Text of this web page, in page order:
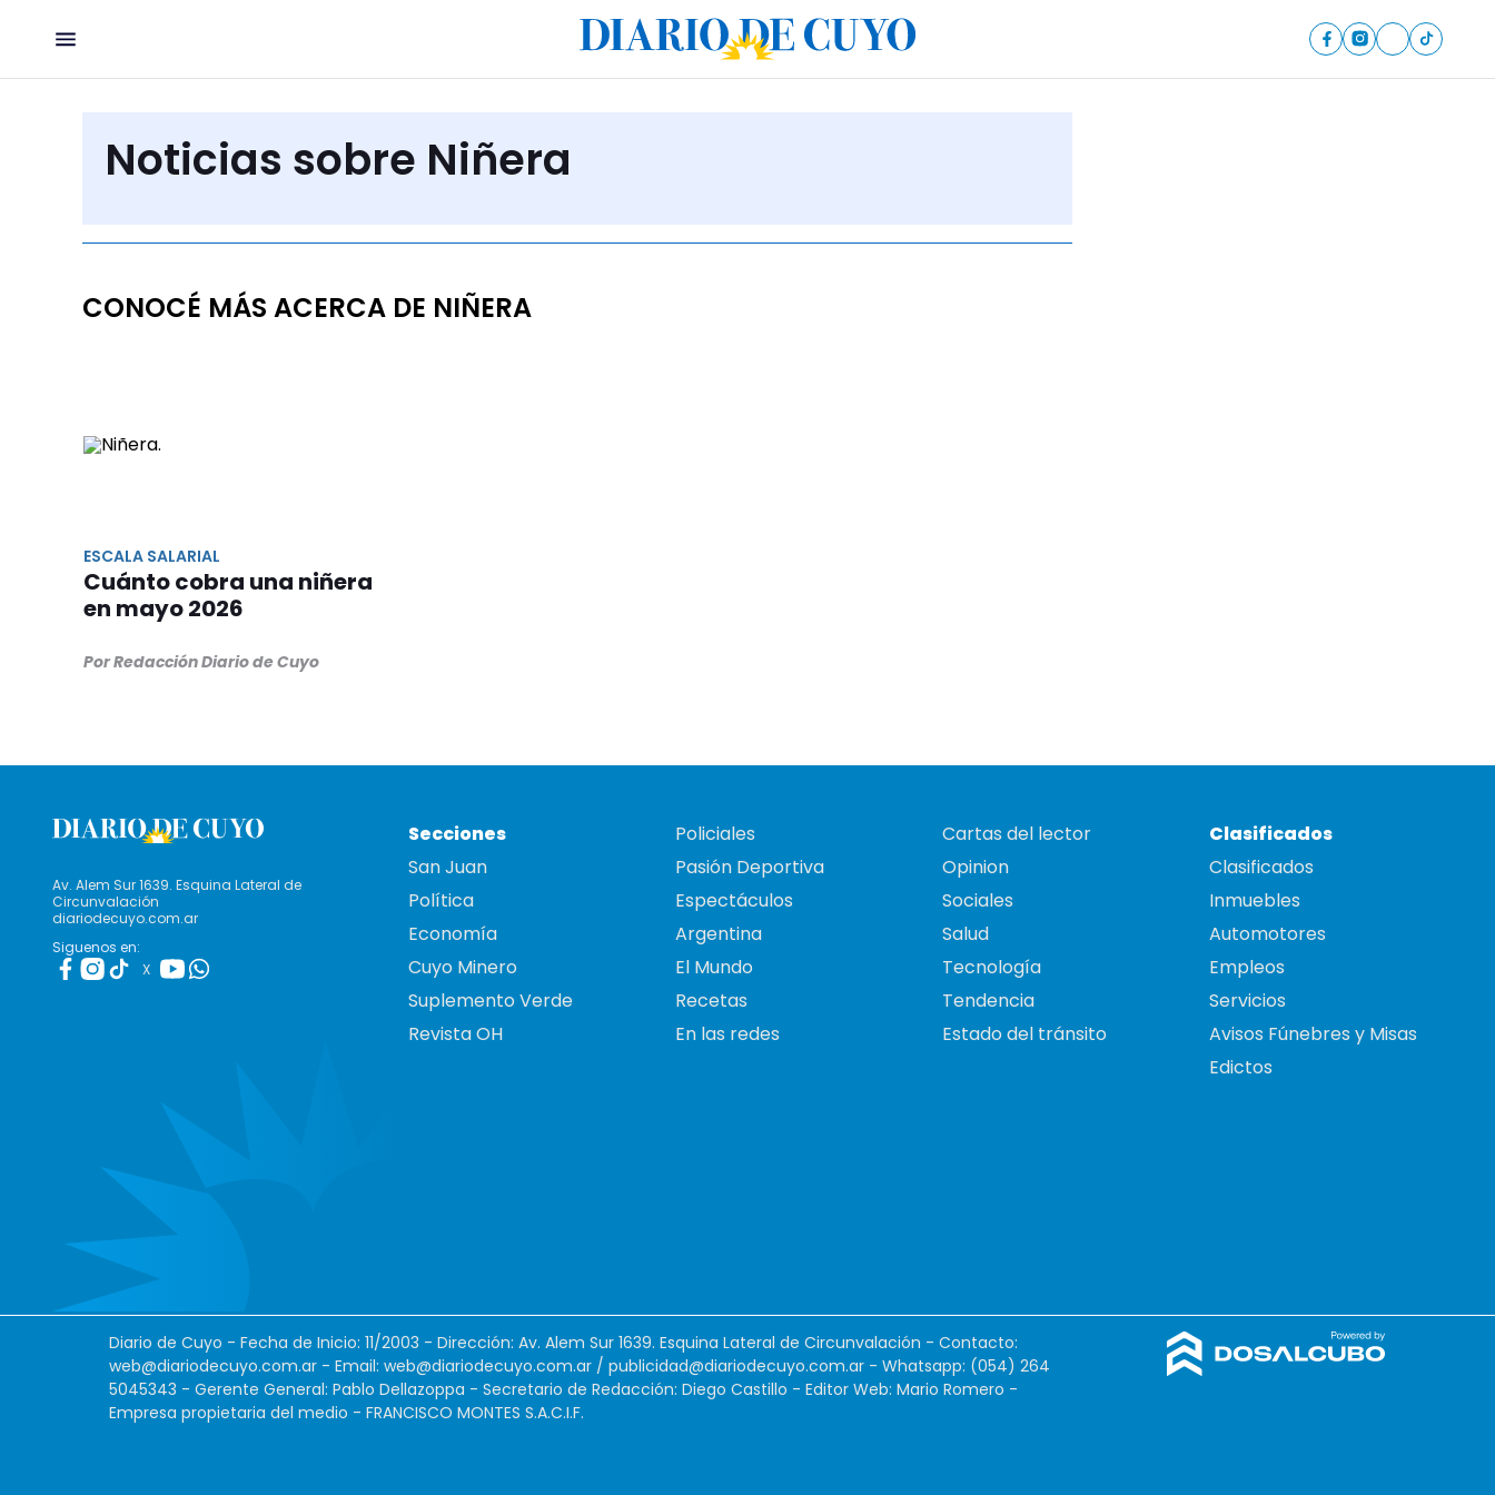
Noticias sobre Niñera
CONOCÉ MÁS ACERCA DE NIÑERA
ESCALA SALARIAL
Cuánto cobra una niñera
en mayo 2026
Por Redacción Diario de Cuyo
Av. Alem Sur 1639. Esquina Lateral de
Circunvalación
diariodecuyo.com.ar
Siguenos en:
X
Secciones
San Juan
Política
Economía
Cuyo Minero
Suplemento Verde
Revista OH
Policiales
Pasión Deportiva
Espectáculos
Argentina
El Mundo
Recetas
En las redes
Cartas del lector
Opinion
Sociales
Salud
Tecnología
Tendencia
Estado del tránsito
Clasificados
Clasificados
Inmuebles
Automotores
Empleos
Servicios
Avisos Fúnebres y Misas
Edictos
Diario de Cuyo - Fecha de Inicio: 11/2003 - Dirección: Av. Alem Sur 1639. Esquina Lateral de Circunvalación - Contacto:
web@diariodecuyo.com.ar - Email: web@diariodecuyo.com.ar / publicidad@diariodecuyo.com.ar - Whatsapp: (054) 264
5045343 - Gerente General: Pablo Dellazoppa - Secretario de Redacción: Diego Castillo - Editor Web: Mario Romero -
Empresa propietaria del medio - FRANCISCO MONTES S.A.C.I.F.